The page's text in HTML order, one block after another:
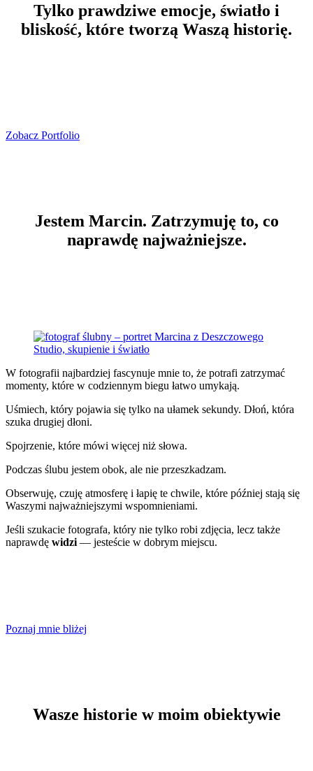
Tylko prawdziwe emocje, światło i
bliskość, które tworzą Waszą historię.
Zobacz Portfolio
Jestem Marcin. Zatrzymuję to, co
naprawdę najważniejsze.
W fotografii najbardziej fascynuje mnie to, że potrafi zatrzymać
momenty, które w codziennym biegu łatwo umykają.
Uśmiech, który pojawia się tylko na ułamek sekundy. Dłoń, która
szuka drugiej dłoni.
Spojrzenie, które mówi więcej niż słowa.
Podczas ślubu jestem obok, ale nie przeszkadzam.
Obserwuję, czuję atmosferę i łapię te chwile, które później stają się
Waszymi najważniejszymi wspomnieniami.
Jeśli szukacie fotografa, który nie tylko robi zdjęcia, lecz także
naprawdę widzi — jesteście w dobrym miejscu.
Poznaj mnie bliżej
Wasze historie w moim obiektywie